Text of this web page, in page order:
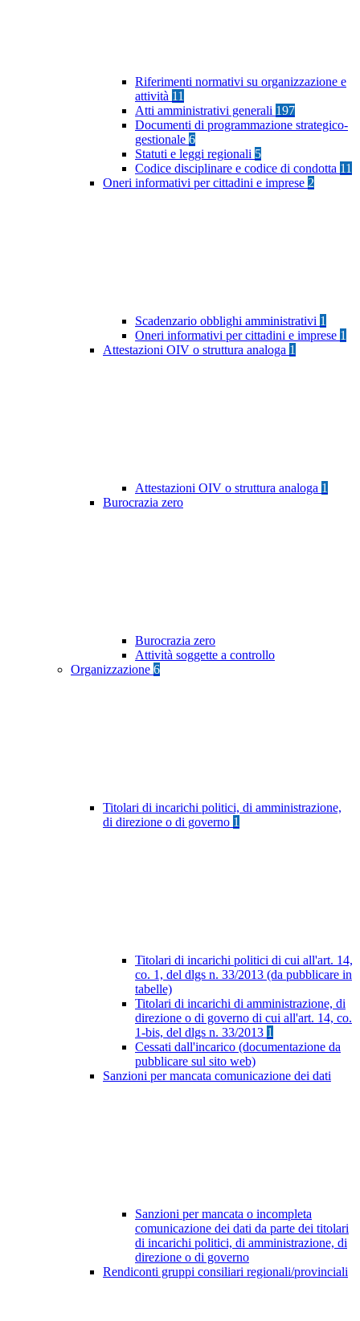
Riferimenti normativi su organizzazione e
attività 11
Atti amministrativi generali 197
Documenti di programmazione strategico-
gestionale 6
Statuti e leggi regionali 5
Codice disciplinare e codice di condotta 11
Oneri informativi per cittadini e imprese 2
Scadenzario obblighi amministrativi 1
Oneri informativi per cittadini e imprese 1
Attestazioni OIV o struttura analoga 1
Attestazioni OIV o struttura analoga 1
Burocrazia zero
Burocrazia zero
Attività soggette a controllo
Organizzazione 6
Titolari di incarichi politici, di amministrazione,
di direzione o di governo 1
Titolari di incarichi politici di cui all'art. 14,
co. 1, del dlgs n. 33/2013 (da pubblicare in
tabelle)
Titolari di incarichi di amministrazione, di
direzione o di governo di cui all'art. 14, co.
1-bis, del dlgs n. 33/2013 1
Cessati dall'incarico (documentazione da
pubblicare sul sito web)
Sanzioni per mancata comunicazione dei dati
Sanzioni per mancata o incompleta
comunicazione dei dati da parte dei titolari
di incarichi politici, di amministrazione, di
direzione o di governo
Rendiconti gruppi consiliari regionali/provinciali